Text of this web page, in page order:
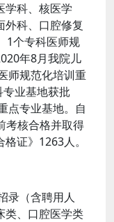
学科、核医学
外科、口腔修复
1个专科医师规
年8月我院儿
师规范化培训重
业基地获批
点专业基地。自
考核合格并取得
证》1263人。
录（含聘用人
类、口腔医学类